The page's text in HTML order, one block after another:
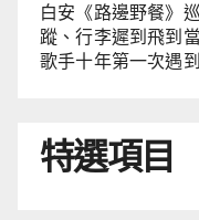
白安《路邊野餐》
蹤、行李遲到飛到
歌手十年第一次遇到
特選項目